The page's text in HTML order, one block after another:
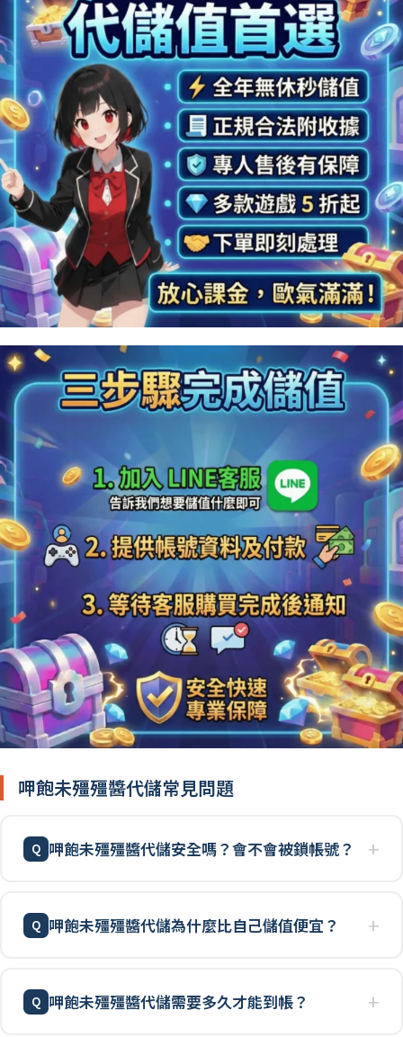
呷飽未殭殭醬代儲常見問題
呷飽未殭殭醬代儲安全嗎？會不會被鎖帳號？
呷飽未殭殭醬代儲為什麼比自己儲值便宜？
呷飽未殭殭醬代儲需要多久才能到帳？